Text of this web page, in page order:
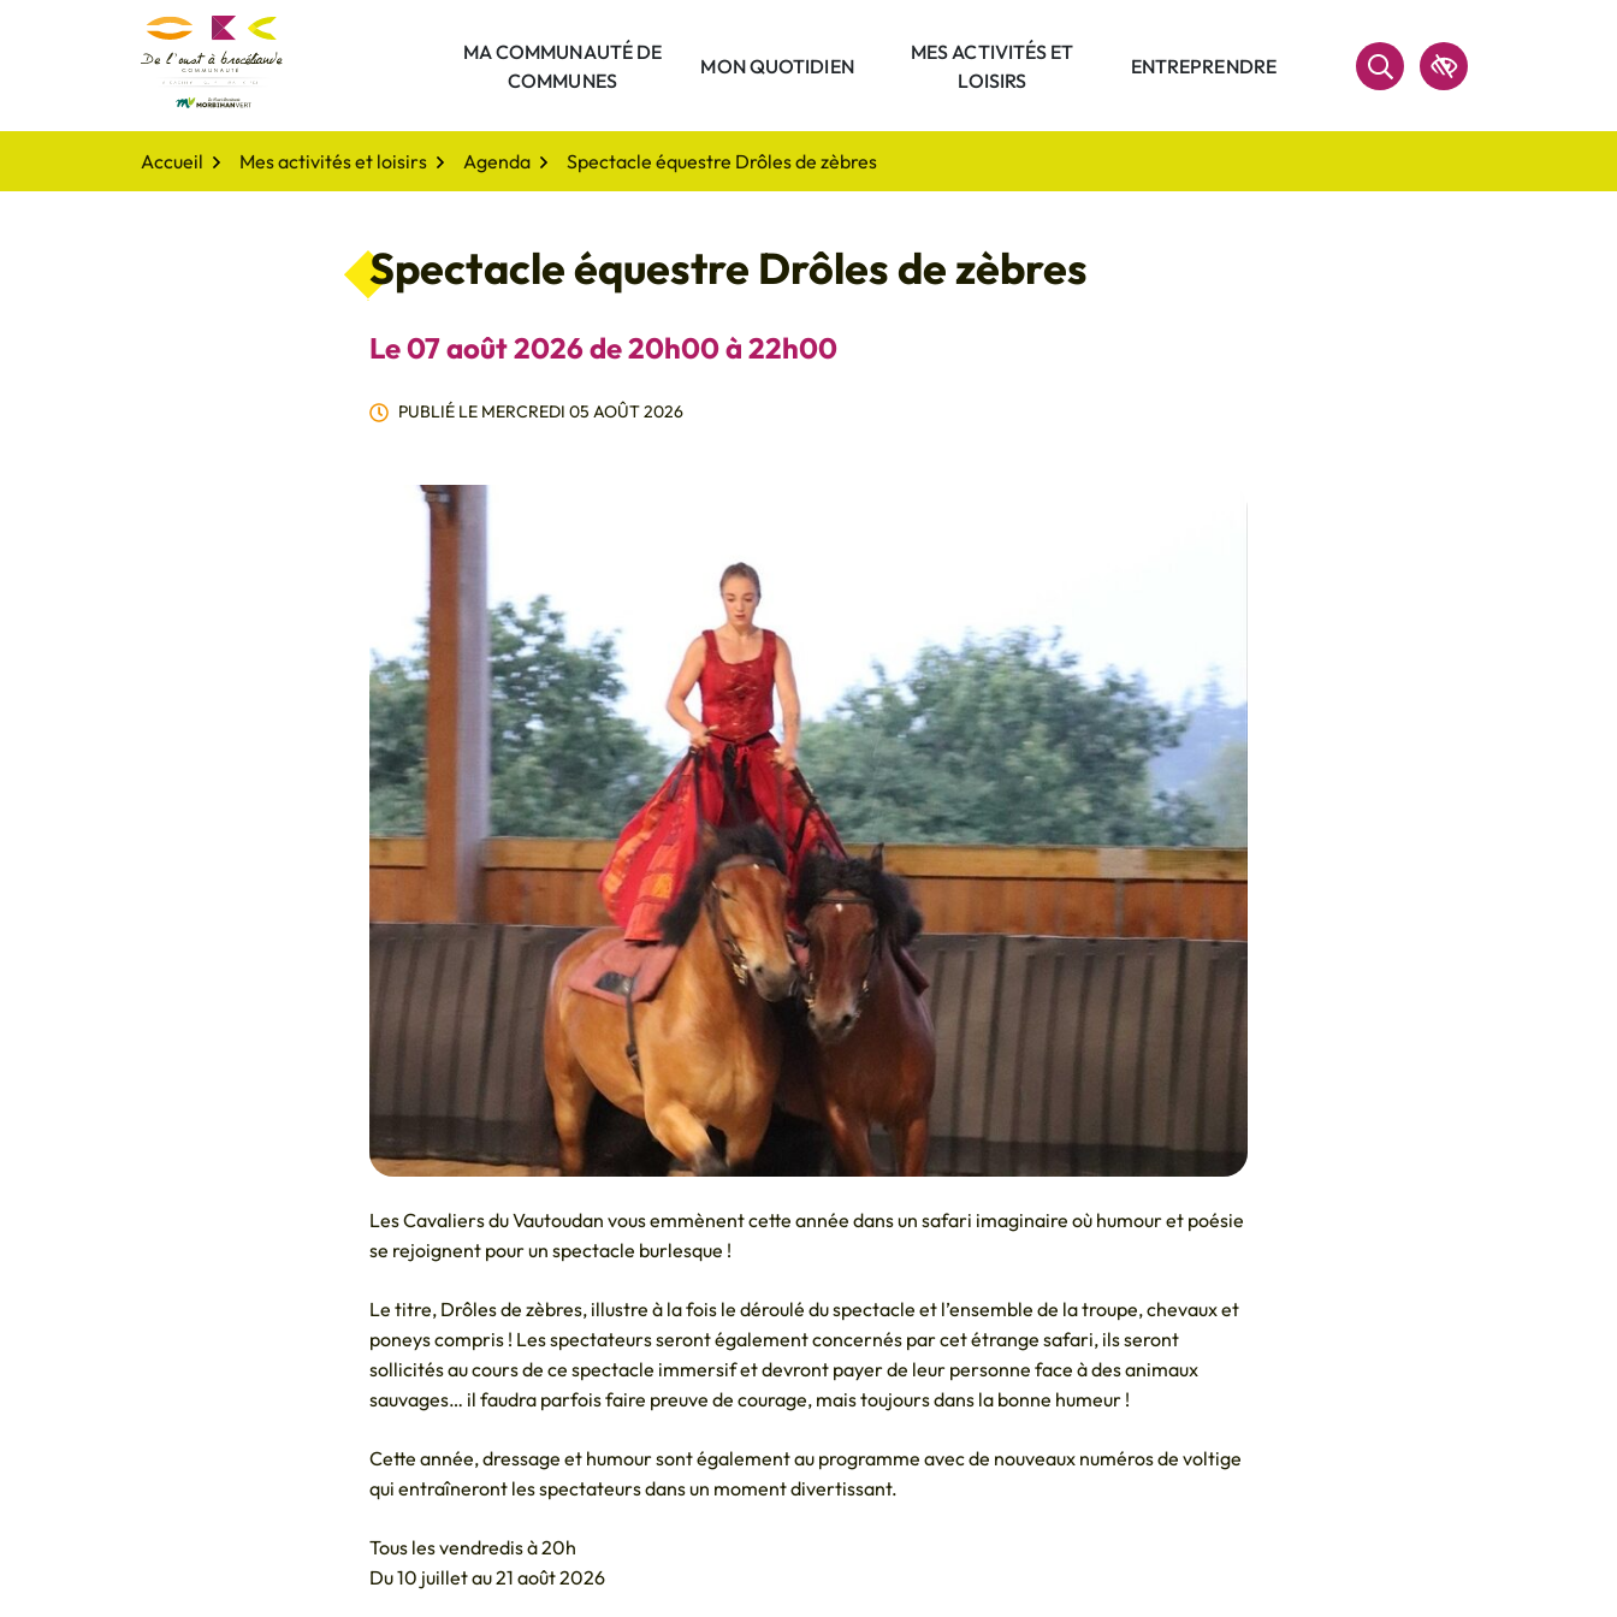
De l'oust à Brocéliande Communauté
MA COMMUNAUTÉ DE
COMMUNES
MON QUOTIDIEN
MES ACTIVITÉS ET
LOISIRS
ENTREPRENDRE
RECHERCHERAccessibilité
Accueil Mes activités et loisirs Agenda Spectacle équestre Drôles de zèbres
Spectacle équestre Drôles de zèbres
Le07août2026de 20h00 à 22h00
PUBLIÉ LE MERCREDI 05 AOÛT 2026
Les Cavaliers du Vautoudan vous emmènent cette année dans un safari imaginaire où humour et poésie
se rejoignent pour un spectacle burlesque !
Le titre, Drôles de zèbres, illustre à la fois le déroulé du spectacle et l’ensemble de la troupe, chevaux et
poneys compris ! Les spectateurs seront également concernés par cet étrange safari, ils seront
sollicités au cours de ce spectacle immersif et devront payer de leur personne face à des animaux
sauvages… il faudra parfois faire preuve de courage, mais toujours dans la bonne humeur !
Cette année, dressage et humour sont également au programme avec de nouveaux numéros de voltige
qui entraîneront les spectateurs dans un moment divertissant.
Tous les vendredis à 20h
Du 10 juillet au 21 août 2026